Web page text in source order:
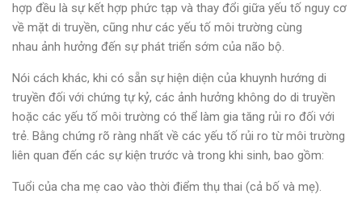
hợp đều là sự kết hợp phức tạp và thay đổi giữa yếu tố nguy cơ
về mặt di truyền, cũng như các yếu tố môi trường cùng
nhau ảnh hưởng đến sự phát triển sớm của não bộ.
Nói cách khác, khi có sẵn sự hiện diện của khuynh hướng di
truyền đối với chứng tự kỷ, các ảnh hưởng không do di truyền
hoặc các yếu tố môi trường có thể làm gia tăng rủi ro đối với
trẻ. Bằng chứng rõ ràng nhất về các yếu tố rủi ro từ môi trường
liên quan đến các sự kiện trước và trong khi sinh, bao gồm:
Tuổi của cha mẹ cao vào thời điểm thụ thai (cả bố và mẹ).